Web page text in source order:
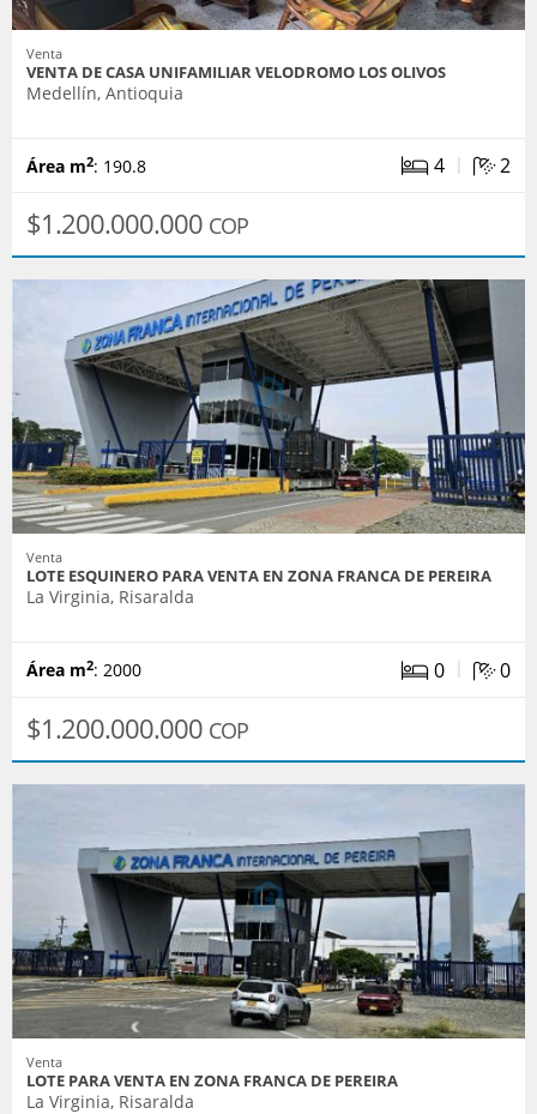
Venta
VENTA DE CASA UNIFAMILIAR VELODROMO LOS OLIVOS
Medellín, Antioquia
Área m2: 190.8 4 | 2
$1.200.000.000 COP
Venta
LOTE ESQUINERO PARA VENTA EN ZONA FRANCA DE PEREIRA
La Virginia, Risaralda
Área m2: 2000 0 | 0
$1.200.000.000 COP
Venta
LOTE PARA VENTA EN ZONA FRANCA DE PEREIRA
La Virginia, Risaralda